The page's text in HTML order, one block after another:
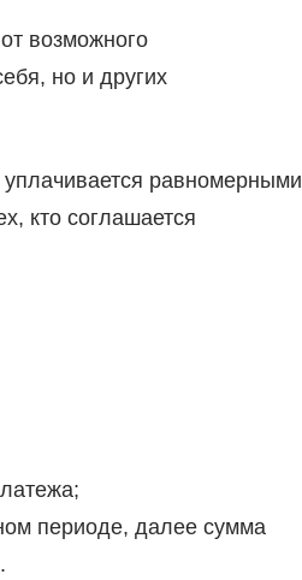
возможного
но и других
равномерными
кто соглашается
периоде, далее сумма